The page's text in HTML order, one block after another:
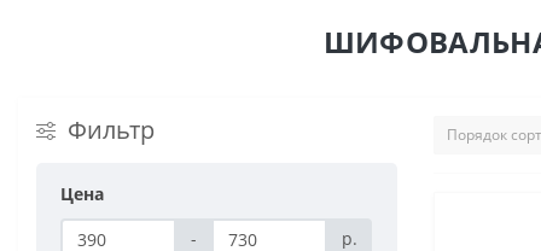
Фильтр
Цена
-
р.